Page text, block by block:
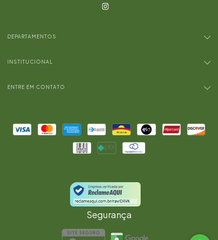
DEPARTAMENTOS
INSTITUCIONAL
ENTRE EM CONTATO
Segurança